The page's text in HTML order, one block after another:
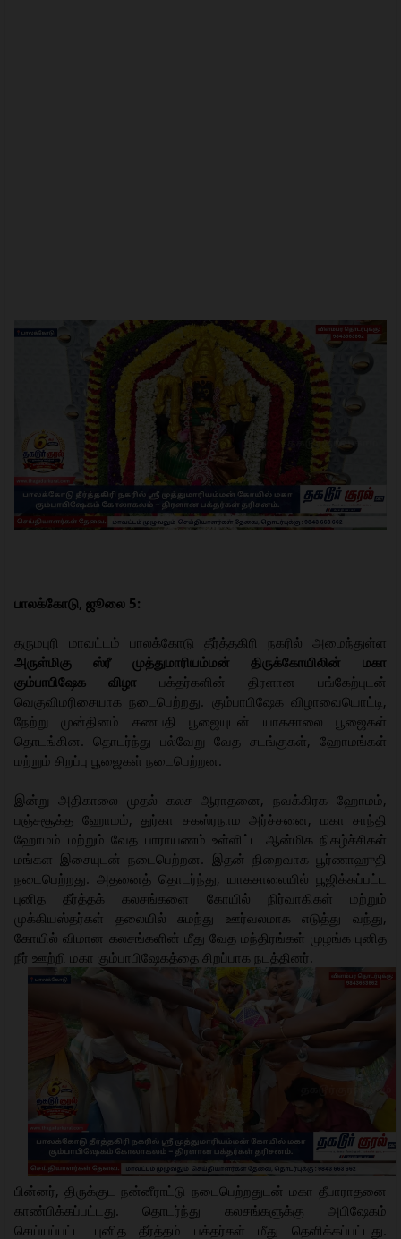
பாலக்கோடு, ஜூலை 5:
தருமபுரி மாவட்டம் பாலக்கோடு தீர்த்தகிரி நகரில் அமைந்துள்ள
அருள்மிகு ஸ்ரீ முத்துமாரியம்மன் திருக்கோயிலின் மகா
கும்பாபிஷேக விழா பக்தர்களின் திரளான பங்கேற்புடன்
வெகுவிமரிசையாக நடைபெற்றது. கும்பாபிஷேக விழாவையொட்டி,
நேற்று முன்தினம் கணபதி பூஜையுடன் யாகசாலை பூஜைகள்
தொடங்கின. தொடர்ந்து பல்வேறு வேத சடங்குகள், ஹோமங்கள்
மற்றும் சிறப்பு பூஜைகள் நடைபெற்றன.
இன்று அதிகாலை முதல் கலச ஆராதனை, நவக்கிரக ஹோமம்,
பஞ்சசூக்த ஹோமம், துர்கா சகஸ்ரநாம அர்ச்சனை, மகா சாந்தி
ஹோமம் மற்றும் வேத பாராயணம் உள்ளிட்ட ஆன்மிக நிகழ்ச்சிகள்
மங்கள இசையுடன் நடைபெற்றன. இதன் நிறைவாக பூர்ணாஹுதி
நடைபெற்றது. அதனைத் தொடர்ந்து, யாகசாலையில் பூஜிக்கப்பட்ட
புனித தீர்த்தக் கலசங்களை கோயில் நிர்வாகிகள் மற்றும்
முக்கியஸ்தர்கள் தலையில் சுமந்து ஊர்வலமாக எடுத்து வந்து,
கோயில் விமான கலசங்களின் மீது வேத மந்திரங்கள் முழங்க புனித
நீர் ஊற்றி மகா கும்பாபிஷேகத்தை சிறப்பாக நடத்தினர்.
பின்னர், திருக்குட நன்னீராட்டு நடைபெற்றதுடன் மகா தீபாராதனை
காண்பிக்கப்பட்டது. தொடர்ந்து கலசங்களுக்கு அபிஷேகம்
செய்யப்பட்ட புனித தீர்த்தம் பக்தர்கள் மீது தெளிக்கப்பட்டது.